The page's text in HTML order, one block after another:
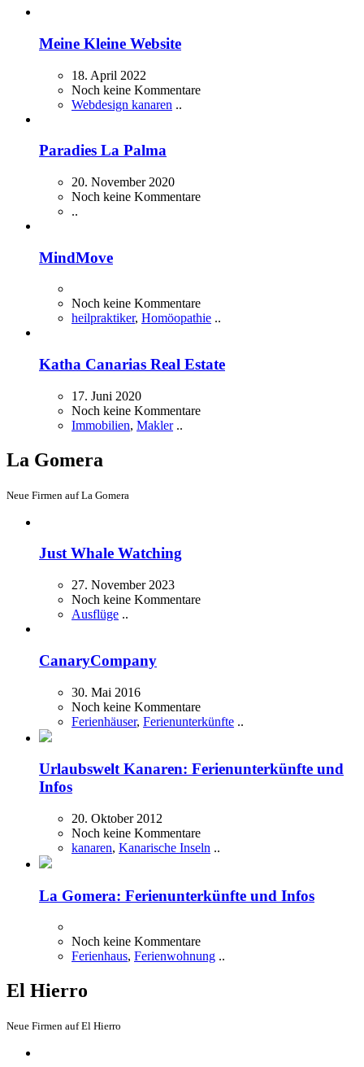
Meine Kleine Website
18. April 2022
Noch keine Kommentare
Webdesign kanaren ..
Paradies La Palma
20. November 2020
Noch keine Kommentare
..
MindMove
Noch keine Kommentare
heilpraktiker, Homöopathie ..
Katha Canarias Real Estate
17. Juni 2020
Noch keine Kommentare
Immobilien, Makler..
La Gomera
Neue Firmen auf La Gomera
Just Whale Watching
27. November 2023
Noch keine Kommentare
Ausflüge ..
CanaryCompany
30. Mai 2016
Noch keine Kommentare
Ferienhäuser, Ferienunterkünfte ..
Urlaubswelt Kanaren: Ferienunterkünfte und
Infos
20. Oktober 2012
Noch keine Kommentare
kanaren, Kanarische Inseln ..
La Gomera: Ferienunterkünfte und Infos
Noch keine Kommentare
Ferienhaus, Ferienwohnung ..
El Hierro
Neue Firmen auf El Hierro